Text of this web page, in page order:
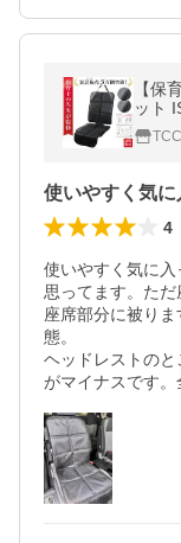
【保
ット
ト
カバー
4
使いやすく気に
思ってます。た
座席部分に被り
態。
ヘッドレストの
がマイナスです。